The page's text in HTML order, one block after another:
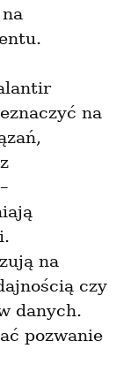
na
–
na
czy
danych.
pozwanie